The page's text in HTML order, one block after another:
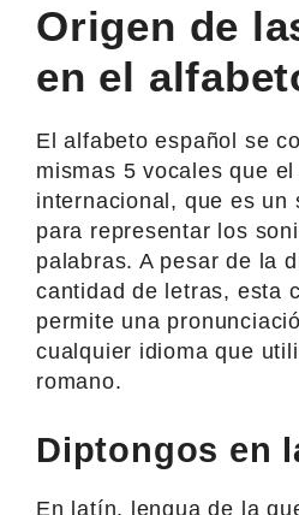
Origen de
en el
El alfabeto español se
mismas 5 vocales que
internacional, que es un
para representar los
palabras. A pesar de la
cantidad de letras, esta
permite una
cualquier idioma que
romano.
Diptongos en
En latín, lengua de la